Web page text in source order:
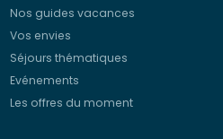
Nos guides vacances
Vos envies
Séjours thématiques
Evénements
Les offres du moment